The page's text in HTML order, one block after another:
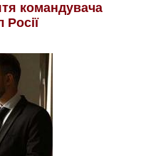
командувача
Росії